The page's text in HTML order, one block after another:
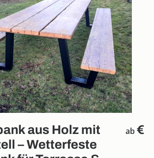
aus Holz mit
– Wetterfeste
ab€